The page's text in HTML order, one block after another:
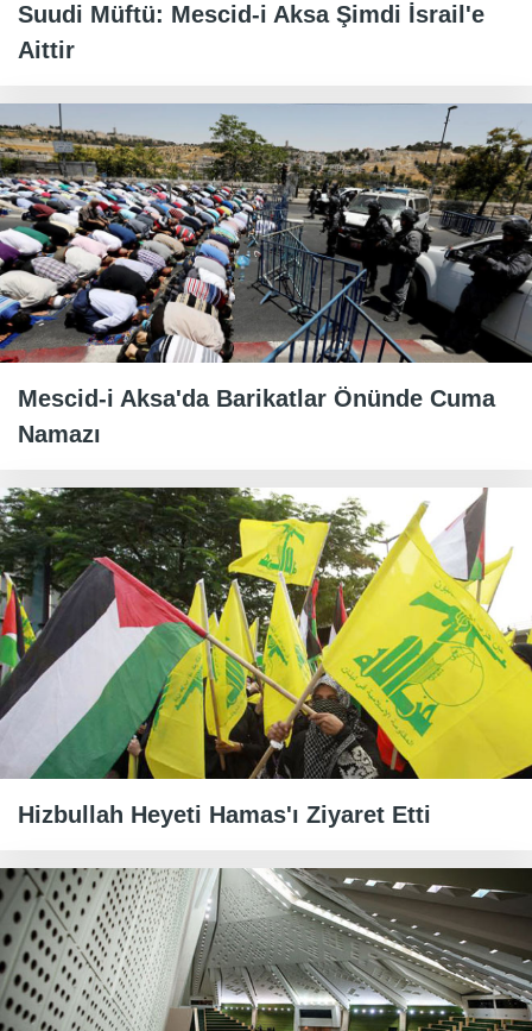
Suudi Müftü: Mescid-i Aksa Şimdi İsrail'e
Aittir
Mescid-i Aksa'da Barikatlar Önünde Cuma
Namazı
Hizbullah Heyeti Hamas'ı Ziyaret Etti